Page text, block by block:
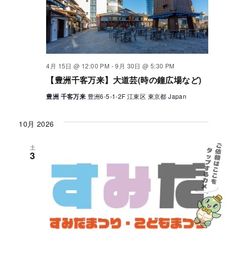
ビ
ゲ
ー
シ
ン
ー
ナ
ビ
ー
ョ
【豊洲千客万来】大道芸(時の鐘広場など)
4月 15日 @ 12:00 PM -9月 30日 @ 5:30 PM
豊洲 千客万来 豊洲6-5-1-2F 江東区 東京都 Japan
10月 2026
土
3